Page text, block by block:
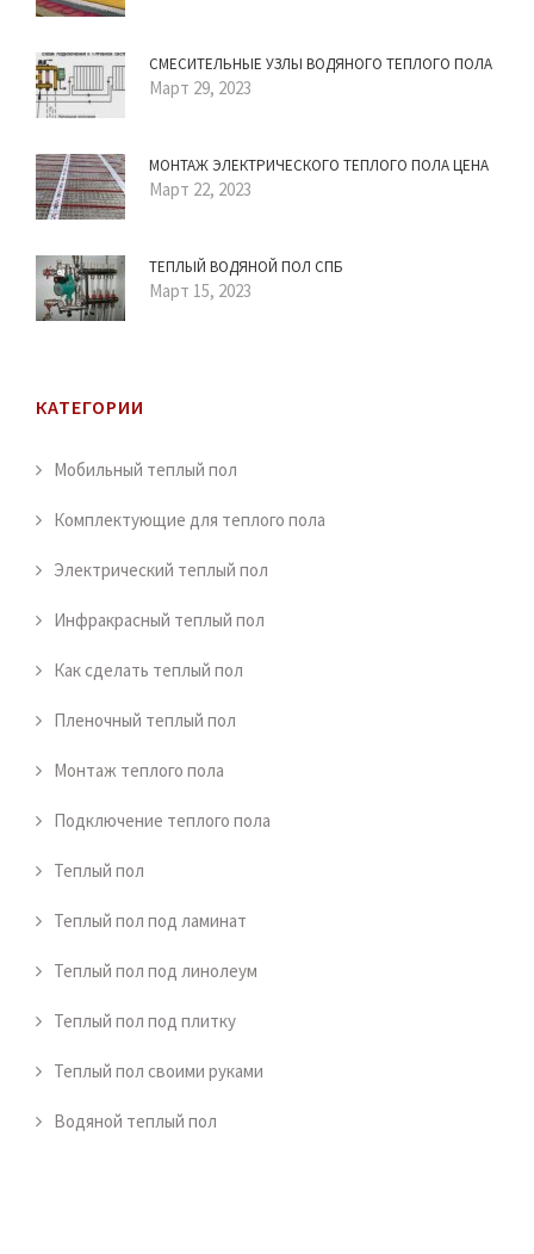
СМЕСИТЕЛЬНЫЕ УЗЛЫ ВОДЯНОГО ТЕПЛОГО ПОЛА
Март 29, 2023
МОНТАЖ ЭЛЕКТРИЧЕСКОГО ТЕПЛОГО ПОЛА ЦЕНА
Март 22, 2023
ТЕПЛЫЙ ВОДЯНОЙ ПОЛ СПБ
Март 15, 2023
КАТЕГОРИИ
Мобильный теплый пол
Комплектующие для теплого пола
Электрический теплый пол
Инфракрасный теплый пол
Как сделать теплый пол
Пленочный теплый пол
Монтаж теплого пола
Подключение теплого пола
Теплый пол
Теплый пол под ламинат
Теплый пол под линолеум
Теплый пол под плитку
Теплый пол своими руками
Водяной теплый пол